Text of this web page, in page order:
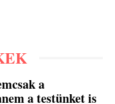
a
a testünket is